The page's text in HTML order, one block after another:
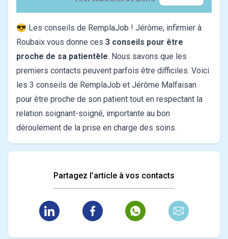
😎 Les conseils de RemplaJob ! Jérôme, infirmier à
Roubaix vous donne ces 3 conseils pour être
proche de sa patientèle. Nous savons que les
premiers contacts peuvent parfois être difficiles. Voici
les 3 conseils de RemplaJob et Jérôme Malfaisan
pour être proche de son patient tout en respectant la
relation soignant-soigné, importante au bon
déroulement de la prise en charge des soins.
Partagez l’article à vos contacts